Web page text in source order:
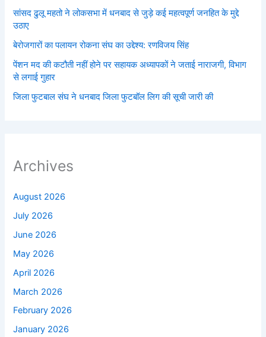
सांसद ढुलू महतो ने लोकसभा में धनबाद से जुड़े कई महत्वपूर्ण जनहित के मुद्दे
उठाए
बेरोजगारों का पलायन रोकना संघ का उद्देश्य: रणविजय सिंह
पेंशन मद की कटौती नहीं होने पर सहायक अध्यापकों ने जताई नाराजगी, विभाग
से लगाई गुहार
जिला फुटबाल संघ ने धनबाद जिला फुटबॉल लिग की सूची जारी की
Archives
August 2026
July 2026
June 2026
May 2026
April 2026
March 2026
February 2026
January 2026